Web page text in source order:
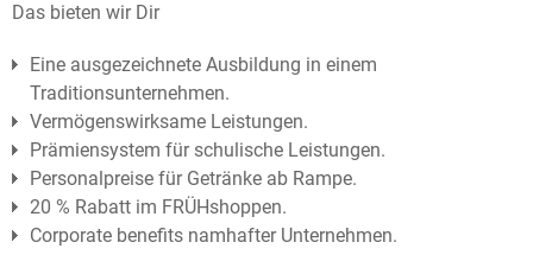
Das bieten wir Dir
Eine ausgezeichnete Ausbildung in einem
Traditionsunternehmen.
Vermögenswirksame Leistungen.
Prämiensystem für schulische Leistungen.
Personalpreise für Getränke ab Rampe.
20 % Rabatt im FRÜHshoppen.
Corporate benefits namhafter Unternehmen.